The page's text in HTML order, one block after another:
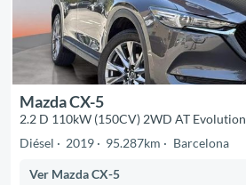
Mazda CX-5
2.2 D 110kW (150CV) 2WD AT Evolution
Diésel
2019 95.287km Barcelona
Ver Mazda CX-5